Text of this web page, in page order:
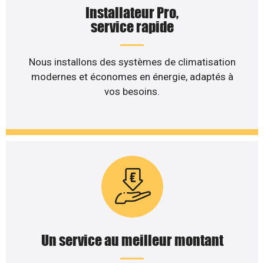
Installateur Pro,
service rapide
Nous installons des systèmes de climatisation
modernes et économes en énergie, adaptés à
vos besoins.
Un service au meilleur montant